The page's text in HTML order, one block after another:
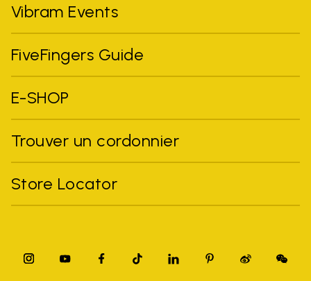
Vibram Events
FiveFingers Guide
E-SHOP
Trouver un cordonnier
Store Locator